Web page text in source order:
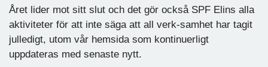
Året lider mot sitt slut och det gör också SPF Elins alla
aktiviteter för att inte säga att all verk-samhet har tagit
julledigt, utom vår hemsida som kontinuerligt
uppdateras med senaste nytt.